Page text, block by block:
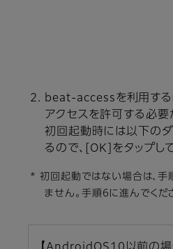
beat-accessを利用する
アクセスを許可する必要
初回起動時には以下の
るので、[OK]をタップし
* 初回起動ではない場合は、
ません。手順6に進んでくだ